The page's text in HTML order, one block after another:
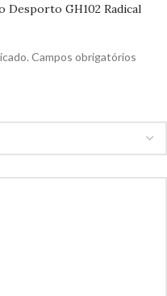
Desporto GH102 Radical
Campos obrigatórios